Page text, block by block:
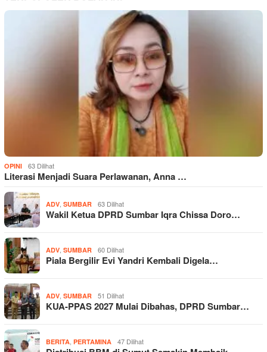
OPINI 63 Dilihat
Literasi Menjadi Suara Perlawanan, Anna …
ADV SUMBAR 63 Dilihat
Wakil Ketua DPRD Sumbar Iqra Chissa Doro…
ADV SUMBAR 60 Dilihat
Piala Bergilir Evi Yandri Kembali Digela…
ADV SUMBAR 51 Dilihat
KUA-PPAS 2027 Mulai Dibahas, DPRD Sumbar…
BERITA PERTAMINA 47 Dilihat